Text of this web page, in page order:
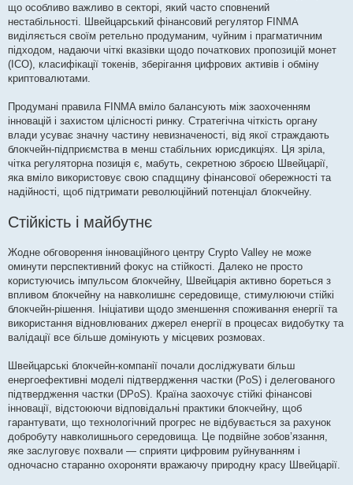
що особливо важливо в секторі, який часто сповнений
нестабільності. Швейцарський фінансовий регулятор FINMA
виділяється своїм ретельно продуманим, чуйним і прагматичним
підходом, надаючи чіткі вказівки щодо початкових пропозицій монет
(ICO), класифікації токенів, зберігання цифрових активів і обміну
криптовалютами.
Продумані правила FINMA вміло балансують між заохоченням
інновацій і захистом цілісності ринку. Стратегічна чіткість органу
влади усуває значну частину невизначеності, від якої страждають
блокчейн-підприємства в менш стабільних юрисдикціях. Ця зріла,
чітка регуляторна позиція є, мабуть, секретною зброєю Швейцарії,
яка вміло використовує свою спадщину фінансової обережності та
надійності, щоб підтримати революційний потенціал блокчейну.
Стійкість і майбутнє
Жодне обговорення інноваційного центру Crypto Valley не може
оминути перспективний фокус на стійкості. Далеко не просто
користуючись імпульсом блокчейну, Швейцарія активно бореться з
впливом блокчейну на навколишнє середовище, стимулюючи стійкі
блокчейн-рішення. Ініціативи щодо зменшення споживання енергії та
використання відновлюваних джерел енергії в процесах видобутку та
валідації все більше домінують у місцевих розмовах.
Швейцарські блокчейн-компанії почали досліджувати більш
енергоефективні моделі підтвердження частки (PoS) і делегованого
підтвердження частки (DPoS). Країна заохочує стійкі фінансові
інновації, відстоюючи відповідальні практики блокчейну, щоб
гарантувати, що технологічний прогрес не відбувається за рахунок
добробуту навколишнього середовища. Це подвійне зобов’язання,
яке заслуговує похвали — сприяти цифровим руйнуванням і
одночасно старанно охороняти вражаючу природну красу Швейцарії.